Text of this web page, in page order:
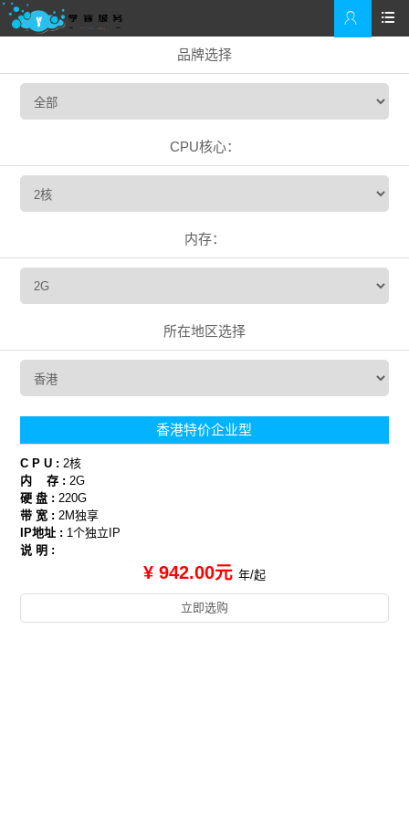


品牌选择
CPU核心：
内存：
所在地区选择
香港特价企业型
C P U :2核
内 存 :2G
硬 盘 :220G
带 宽 :2M独享
IP地址 : 1个独立IP
说 明 :
¥ 942.00元 年/起
立即选购